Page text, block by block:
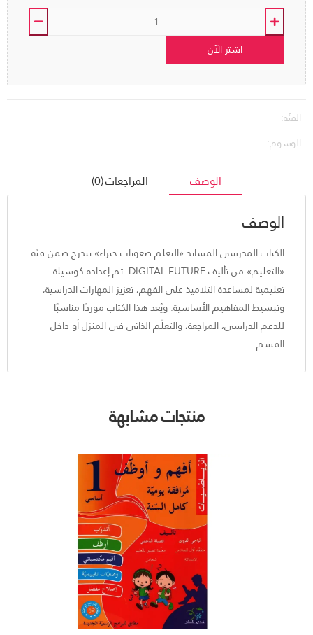
اشتر الآن
الفئة:
الوسوم:
الوصف المراجعات (0)
الوصف
الكتاب المدرسي المساند «التعلم صعوبات خبراء» يندرج ضمن فئة
«التعليم» من تأليف DIGITAL FUTURE. تم إعداده كوسيلة
تعليمية لمساعدة التلاميذ على الفهم، تعزيز المهارات الدراسية،
وتبسيط المفاهيم الأساسية. ويُعد هذا الكتاب موردًا مناسبًا
للدعم الدراسي، المراجعة، والتعلّم الذاتي في المنزل أو داخل
القسم.
منتجات مشابهة